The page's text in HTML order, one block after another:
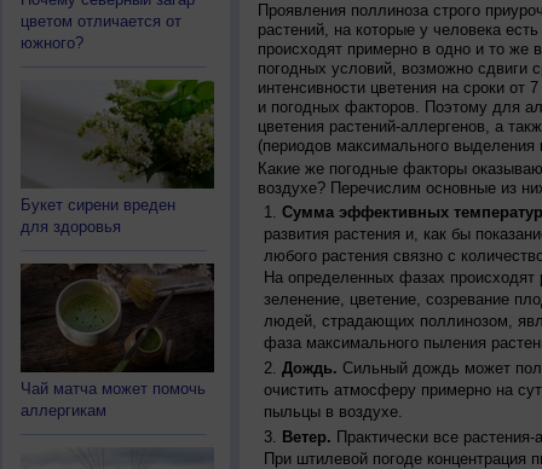
цветом отличается от
южного?
Букет сирени вреден
для здоровья
Чай матча может помочь
аллергикам
Проявления поллиноза строго
растений, на которые у человека
происходят примерно в одно и то же
погодных условий, возможно сдвиги
интенсивности цветения на сроки от
и погодных факторов. Поэтому для
цветения растений-аллергенов, а
(периодов максимального
Какие же погодные факторы
воздухе? Перечислим основные из
Сумма эффективных
развития растения и, как бы
любого растения связно с
На определенных фазах происходят
зеленение, цветение, созревание
людей, страдающих поллинозом,
фаза максимального пыления
Дождь. Сильный дождь может
очистить атмосферу примерно на
пыльцы в воздухе.
Ветер. Практически все
При штилевой погоде